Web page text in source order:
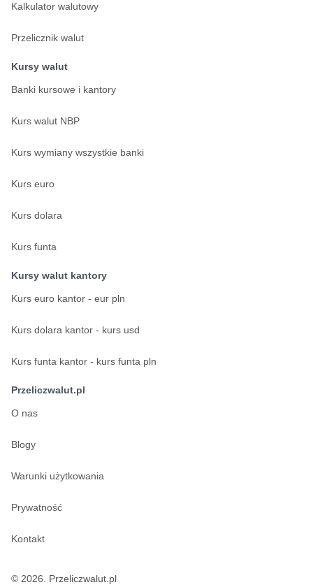
Kalkulator walutowy
Przelicznik walut
Kursy walut
Banki kursowe i kantory
Kurs walut NBP
Kurs wymiany wszystkie banki
Kurs euro
Kurs dolara
Kurs funta
Kursy walut kantory
Kurs euro kantor - eur pln
Kurs dolara kantor - kurs usd
Kurs funta kantor - kurs funta pln
Przeliczwalut.pl
O nas
Blogy
Warunki użytkowania
Prywatność
Kontakt
© 2026. Przeliczwalut.pl